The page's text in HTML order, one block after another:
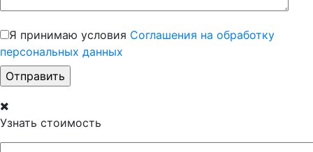
Я принимаю условия Соглашения на обработку
персональных данных
Узнать стоимость